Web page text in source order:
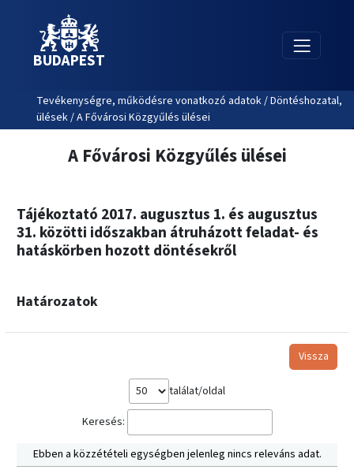
BUDAPEST
Tevékenységre, működésre vonatkozó adatok / Döntéshozatal,
ülések / A Fővárosi Közgyűlés ülései
A Fővárosi Közgyűlés ülései
Tájékoztató 2017. augusztus 1. és augusztus
31. közötti időszakban átruházott feladat- és
hatáskörben hozott döntésekről
Határozatok
Vissza
találat/oldal
Keresés:
Ebben a közzétételi egységben jelenleg nincs releváns adat.